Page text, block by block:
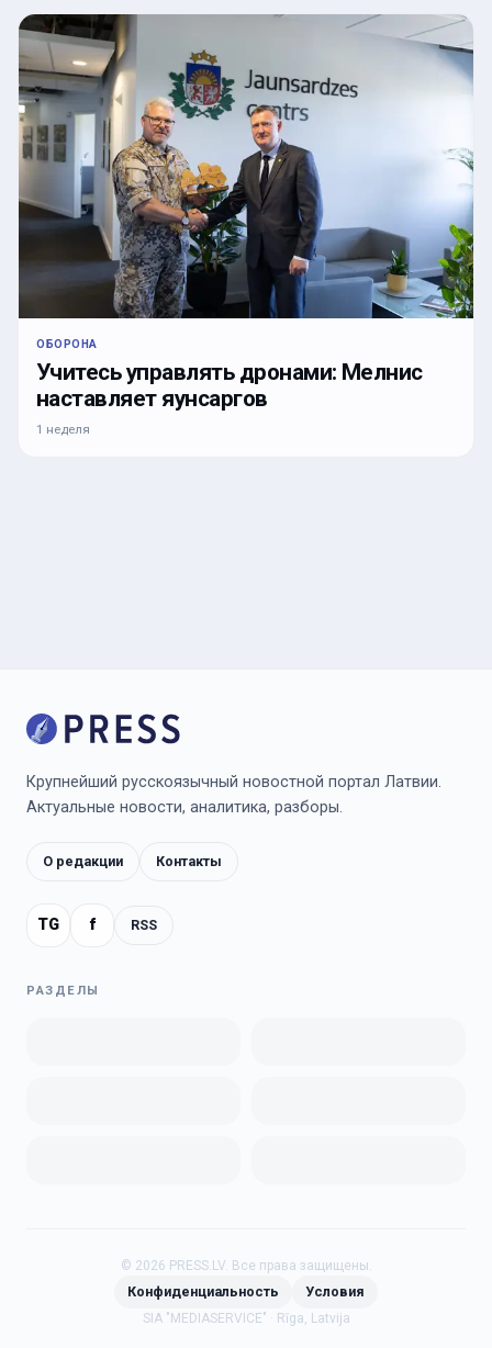
ОБОРОНА
Учитесь управлять дронами: Мелнис
наставляет яунсаргов
1 неделя
Крупнейший русскоязычный новостной портал Латвии.
Актуальные новости, аналитика, разборы.
О редакции Контакты
TG f RSS
РАЗДЕЛЫ
© 2026 PRESS.LV. Все права защищены.
Конфиденциальность Условия
SIA "MEDIASERVICE" · Rīga, Latvija